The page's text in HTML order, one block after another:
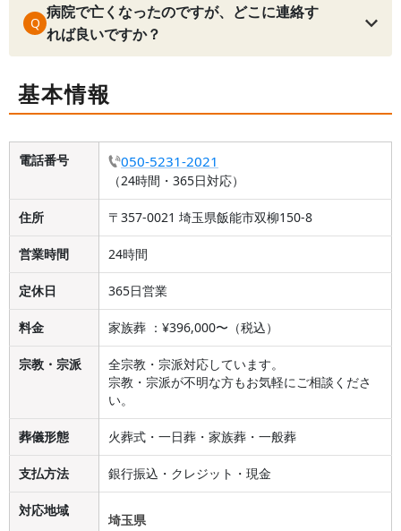
Q
病院で亡くなったのですが、どこに連絡す
れば良いですか？
基本情報
電話番号 050-5231-2021
（24時間・365日対応）
住所 〒357-0021 埼玉県飯能市双柳150-8
営業時間 24時間
定休日 365日営業
料金 家族葬 ：¥396,000〜（税込）
宗教・宗派
全宗教・宗派対応しています。
宗教・宗派が不明な方もお気軽にご相談くださ
い。
葬儀形態 火葬式・一日葬・家族葬・一般葬
支払方法 銀行振込・クレジット・現金
対応地域
埼玉県